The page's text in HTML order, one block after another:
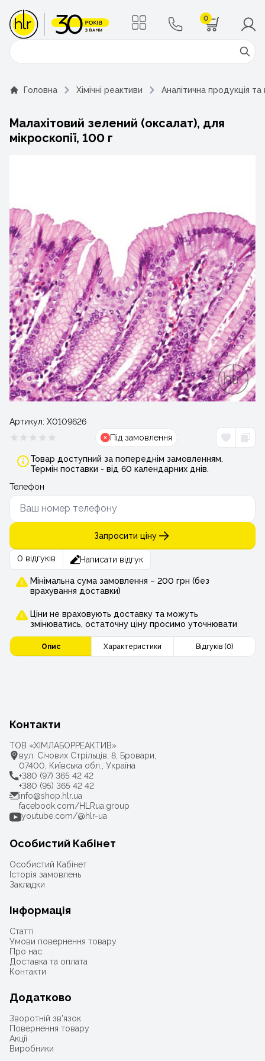
0
Поиск
Головна Хімічні реактиви Аналітична продукція
Малахітовий зелений (оксалат), для
мікроскопії, 100 г
Артикул: Х0109626
Під замовлення
Товар доступний за попереднім замовленням.
Термін поставки - від 60 календарних днів.
Телефон
Запросити ціну
0 відгуків Написати відгук
Мінімальна сума замовлення – 200 грн (без
врахування доставки)
Ціни не враховують доставку та можуть
змінюватись, остаточну ціну просимо уточнювати
Опис Характеристики Відгуків (0)
Контакти
ТОВ «ХІМЛАБОРРЕАКТИВ»
вул. Січових Стрільців, 8, Бровари,
07400, Київська обл., Україна
+380 (97) 365 42 42
+380 (95) 365 42 42
info@shop.hlr.ua
facebook.com/HLRua.group
youtube.com/@hlr-ua
Особистий Кабінет
Особистий Кабінет
Історія замовлень
Закладки
Інформація
Статті
Умови повернення товару
Про нас
Доставка та оплата
Контакти
Додатково
Зворотній зв'язок
Повернення товару
Акції
Виробники